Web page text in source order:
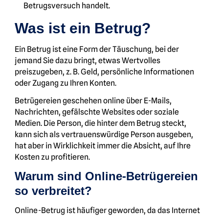
Betrugsversuch handelt.
Was ist ein Betrug?
Ein Betrug ist eine Form der Täuschung, bei der
jemand Sie dazu bringt, etwas Wertvolles
preiszugeben, z. B. Geld, persönliche Informationen
oder Zugang zu Ihren Konten.
Betrügereien geschehen online über E-Mails,
Nachrichten, gefälschte Websites oder soziale
Medien. Die Person, die hinter dem Betrug steckt,
kann sich als vertrauenswürdige Person ausgeben,
hat aber in Wirklichkeit immer die Absicht, auf Ihre
Kosten zu profitieren.
Warum sind Online-Betrügereien
so verbreitet?
Online-Betrug ist häufiger geworden, da das Internet